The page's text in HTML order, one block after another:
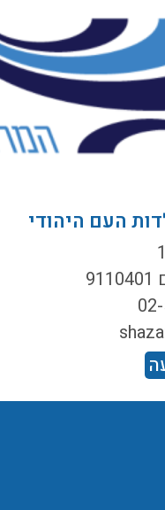
העם היהודי